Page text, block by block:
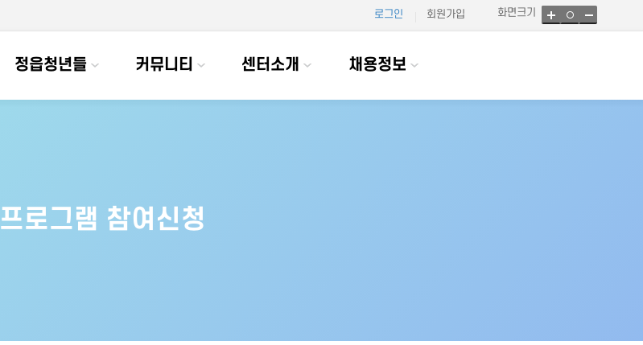
로그인 회원가입 화면크기
정읍청년들 커뮤니티 센터소개 채용정보
프로그램 참여신청